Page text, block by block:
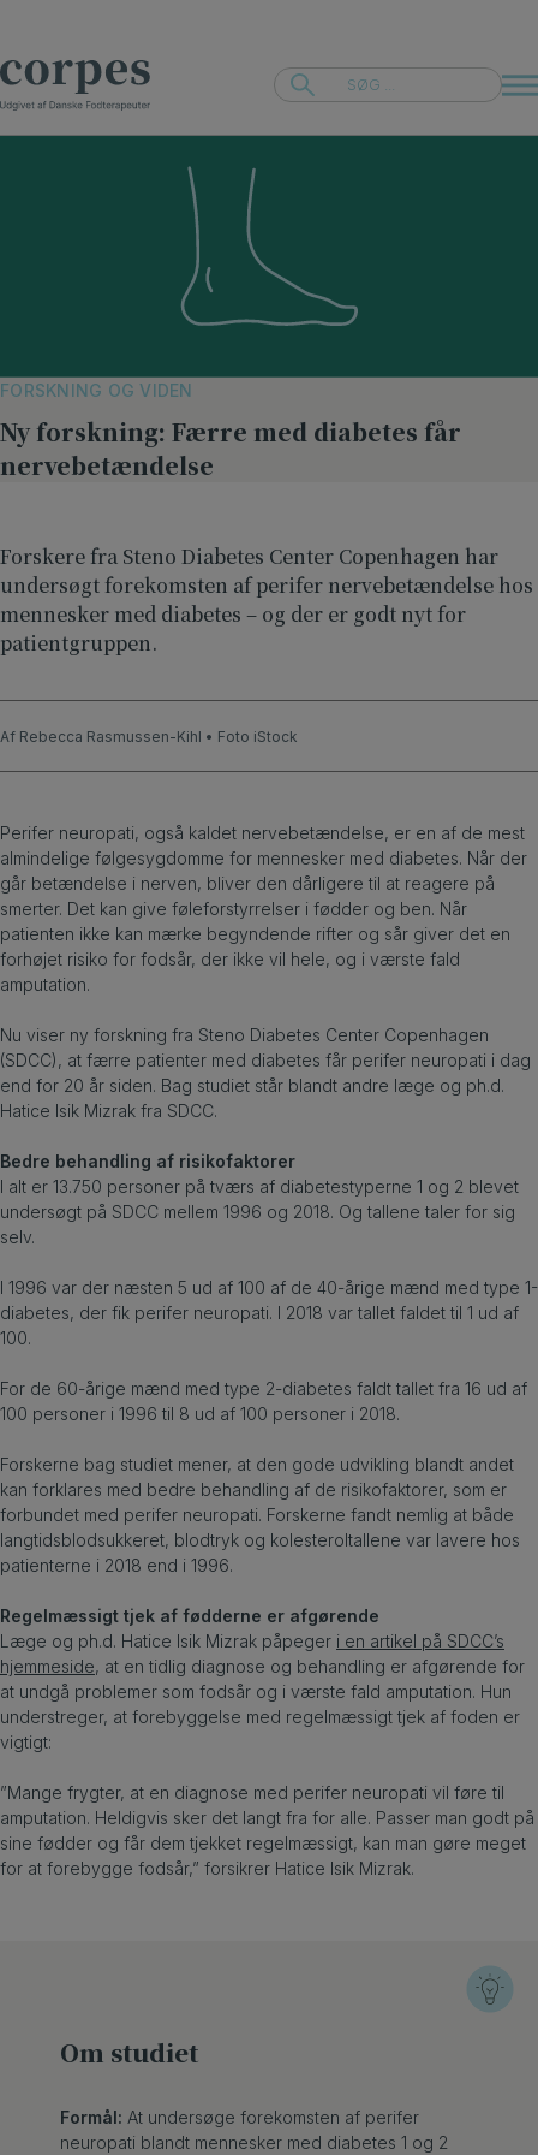
indholdet
FORSKNING OG VIDEN
Ny forskning: Færre med diabetes får
nervebetændelse
Forskere fra Steno Diabetes Center Copenhagen har
undersøgt forekomsten af perifer nervebetændelse hos
mennesker med diabetes – og der er godt nyt for
patientgruppen.
Af Rebecca Rasmussen-Kihl • Foto iStock
Perifer neuropati, også kaldet nervebetændelse, er en af de mest
almindelige følgesygdomme for mennesker med diabetes. Når der
går betændelse i nerven, bliver den dårligere til at reagere på
smerter. Det kan give føleforstyrrelser i fødder og ben. Når
patienten ikke kan mærke begyndende rifter og sår giver det en
forhøjet risiko for fodsår, der ikke vil hele, og i værste fald
amputation.
Nu viser ny forskning fra Steno Diabetes Center Copenhagen
(SDCC), at færre patienter med diabetes får perifer neuropati i dag
end for 20 år siden. Bag studiet står blandt andre læge og ph.d.
Hatice Isik Mizrak fra SDCC.
Bedre behandling af risikofaktorer
I alt er 13.750 personer på tværs af diabetestyperne 1 og 2 blevet
undersøgt på SDCC mellem 1996 og 2018. Og tallene taler for sig
selv.
I 1996 var der næsten 5 ud af 100 af de 40-årige mænd med type 1-
diabetes, der fik perifer neuropati. I 2018 var tallet faldet til 1 ud af
100.
For de 60-årige mænd med type 2-diabetes faldt tallet fra 16 ud af
100 personer i 1996 til 8 ud af 100 personer i 2018.
Forskerne bag studiet mener, at den gode udvikling blandt andet
kan forklares med bedre behandling af de risikofaktorer, som er
forbundet med perifer neuropati. Forskerne fandt nemlig at både
langtidsblodsukkeret, blodtryk og kolesteroltallene var lavere hos
patienterne i 2018 end i 1996.
Regelmæssigt tjek af fødderne er afgørende
Læge og ph.d. Hatice Isik Mizrak påpeger i en artikel på SDCC’s
hjemmeside, at en tidlig diagnose og behandling er afgørende for
at undgå problemer som fodsår og i værste fald amputation. Hun
understreger, at forebyggelse med regelmæssigt tjek af foden er
vigtigt:
”Mange frygter, at en diagnose med perifer neuropati vil føre til
amputation. Heldigvis sker det langt fra for alle. Passer man godt på
sine fødder og får dem tjekket regelmæssigt, kan man gøre meget
for at forebygge fodsår,” forsikrer Hatice Isik Mizrak.
Om studiet
Formål: At undersøge forekomsten af perifer
neuropati blandt mennesker med diabetes 1 og 2